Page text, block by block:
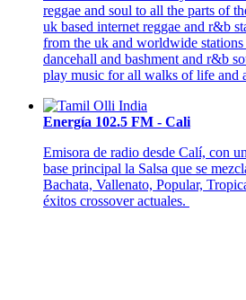
reggae and soul to all the parts of
uk based internet reggae and r&b
from the uk and worldwide
dancehall and bashment and r&b
play music for all walks of life
Energía 102.5 FM - Cali
Emisora de radio desde Calí, con
base principal la Salsa que se
Bachata, Vallenato, Popular,
éxitos crossover actuales.